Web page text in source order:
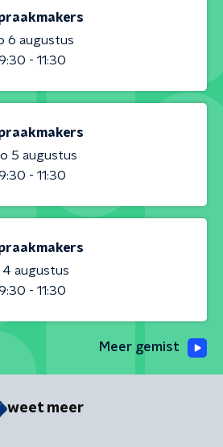
6 augustus
- 11:30
5 augustus
- 11:30
4 augustus
- 11:30
Meer gemist
weet meer